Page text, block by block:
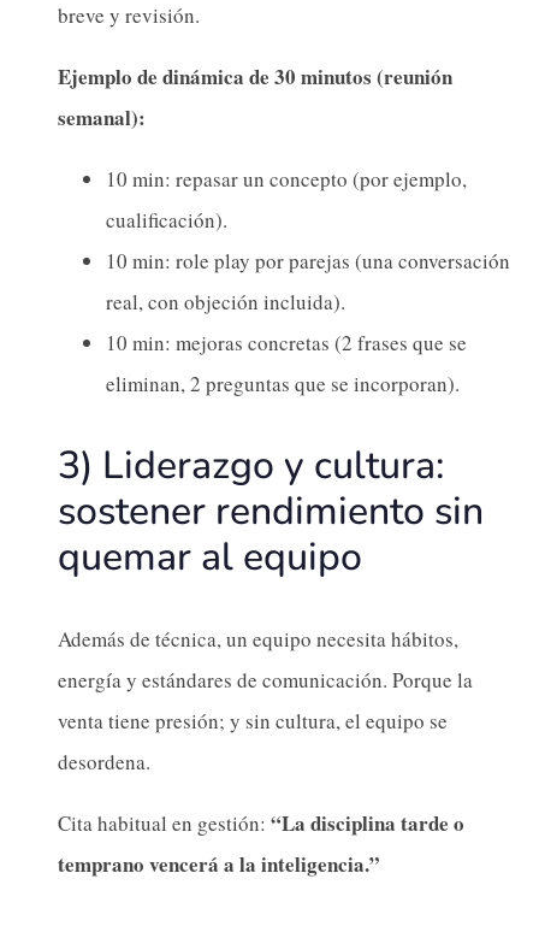
breve y revisión.
Ejemplo de dinámica de 30 minutos (reunión
semanal):
10 min: repasar un concepto (por ejemplo,
cualificación).
10 min: role play por parejas (una conversación
real, con objeción incluida).
10 min: mejoras concretas (2 frases que se
eliminan, 2 preguntas que se incorporan).
3) Liderazgo y cultura:
sostener rendimiento sin
quemar al equipo
Además de técnica, un equipo necesita hábitos,
energía y estándares de comunicación. Porque la
venta tiene presión; y sin cultura, el equipo se
desordena.
Cita habitual en gestión: “La disciplina tarde o
temprano vencerá a la inteligencia.”